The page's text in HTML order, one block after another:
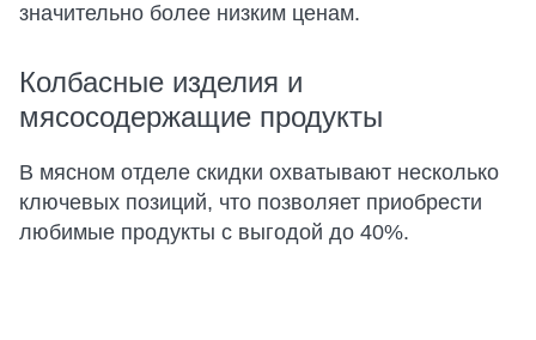
значительно более низким ценам.
Колбасные изделия и
мясосодержащие продукты
В мясном отделе скидки охватывают несколько
ключевых позиций, что позволяет приобрести
любимые продукты с выгодой до 40%.